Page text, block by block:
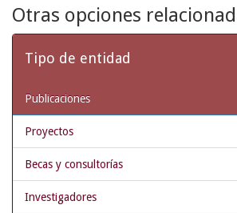
Otras opciones
Tipo de entidad
Publicaciones
Proyectos
Becas y consultorías
Investigadores